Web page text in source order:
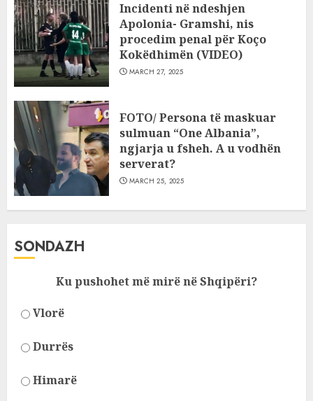
Incidenti në ndeshjen
Apolonia- Gramshi, nis
procedim penal për Koço
Kokëdhimën (VIDEO)
MARCH 27, 2025
FOTO/ Persona të maskuar
sulmuan “One Albania”,
ngjarja u fsheh. A u vodhën
serverat?
MARCH 25, 2025
SONDAZH
Ku pushohet më mirë në Shqipëri?
Vlorë
Durrës
Himarë